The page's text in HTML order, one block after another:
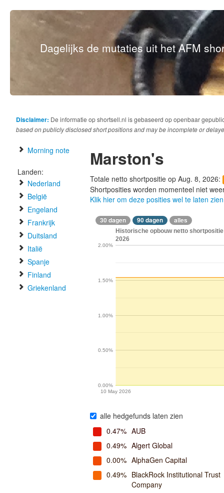
Dagelijks de mutaties uit het AFM
Disclaimer: De informatie op shortsell.nl is gebaseerd op openbaar
based on publicly disclosed short positions and may be incomplete or
Morning note
Landen:
Nederland
België
Engeland
Frankrijk
Duitsland
Italië
Spanje
Finland
Griekenland
Marston's
Totale netto shortpositie op Aug. 8, 2026:
Shortposities worden momenteel niet
Klik hier om deze posities wel te laten zien
30 dagen 90 dagen alles
Historische opbouw netto
2026
10 May 2026
0.00%
0.50%
1.00%
1.50%
2.00%
alle hedgefunds laten zien
0.47% AUB
0.49% Algert Global
0.00% AlphaGen Capital
0.49% BlackRock Institutional Trust
Company